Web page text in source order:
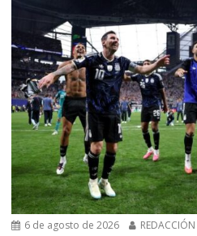
6 de agosto de 2026 REDACCIÓN